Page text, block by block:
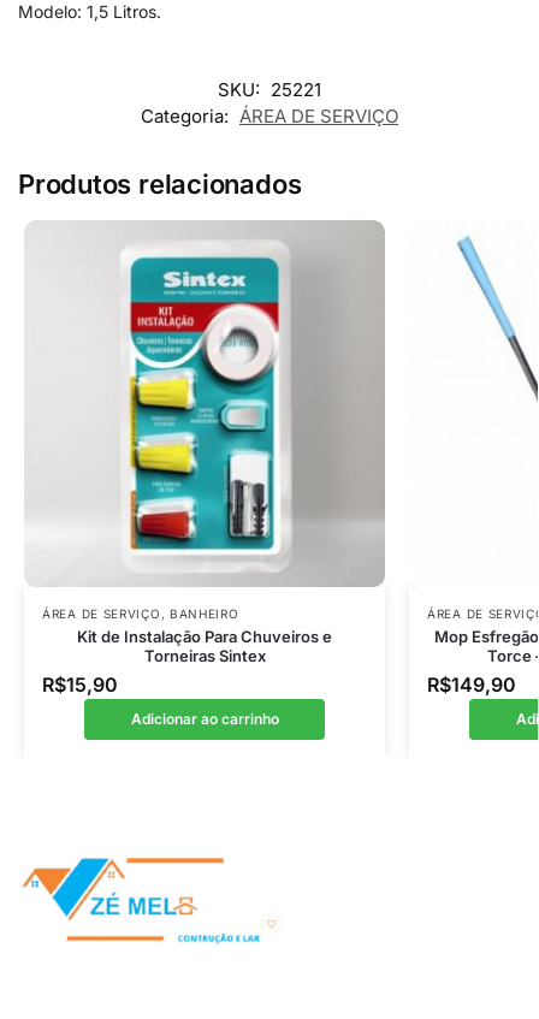
Modelo: 1,5 Litros.
SKU: 25221
Categoria: ÁREA DE SERVIÇO
Produtos relacionados
ÁREA DE SERVIÇO , BANHEIRO
Kit de Instalação Para Chuveiros e
Torneiras Sintex
R$15,90
Adicionar ao carrinho
ÁREA DE
Mop
Torce
R$149,90